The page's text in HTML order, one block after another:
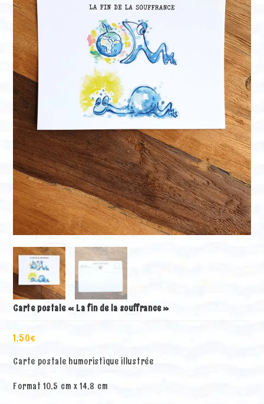
Carte postale « La fin de la souffrance »
1.50€
Carte postale humoristique illustrée
Format 10,5 cm x 14,8 cm